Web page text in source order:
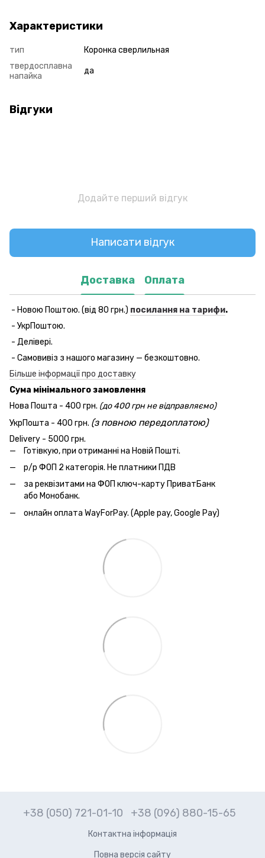
Характеристики
тип
Коронка сверлильная
твердосплавна
напайка
да
Відгуки
Додайте перший відгук
Написати відгук
Доставка Оплата
- Новою Поштою. (від 80 грн.) посилання на тарифи.
- УкрПоштою.
- Делівері.
- Самовивіз з нашого магазину — безкоштовно.
Більше інформації про доставку
Сума мінімального замовлення
Нова Пошта - 400 грн. (до 400 грн не відправляємо)
УкрПошта - 400 грн. (з повною передоплатою)
Delivery - 5000 грн.
Готівкую, при отриманні на Новій Пошті.
р/р ФОП 2 категорія. Не платники ПДВ
за реквізитами на ФОП ключ-карту ПриватБанк
або Монобанк.
онлайн оплата WayForPay. (Apple pay, Google Pay)
+38 (050) 721-01-10 +38 (096) 880-15-65
Контактна інформація
Повна версія сайту